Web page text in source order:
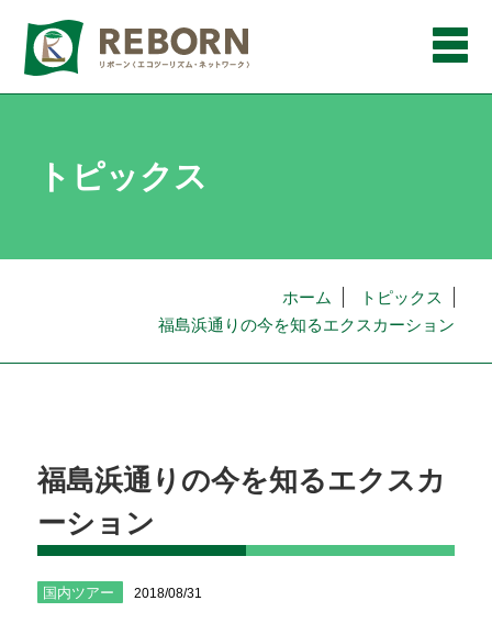
メ
トピックス
ホーム
トピックス
福島浜通りの今を知るエクスカーション
福島浜通りの今を知るエクスカ
ーション
国内ツアー 2018/08/31